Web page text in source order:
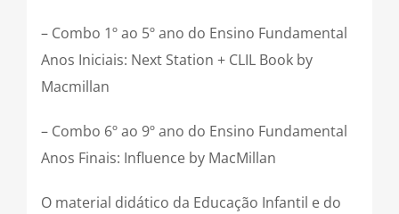
– Combo 1º ao 5º ano do Ensino Fundamental
Anos Iniciais: Next Station + CLIL Book by
Macmillan
– Combo 6º ao 9º ano do Ensino Fundamental
Anos Finais: Influence by MacMillan
O material didático da Educação Infantil e do